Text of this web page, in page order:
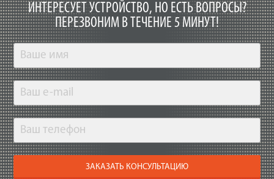
ИНТЕРЕСУЕТ УСТРОЙСТВО, НО ЕСТЬ ВОПРОСЫ?
ПЕРЕЗВОНИМ В ТЕЧЕНИЕ 5 МИНУТ!
ЗАКАЗАТЬ КОНСУЛЬТАЦИЮ